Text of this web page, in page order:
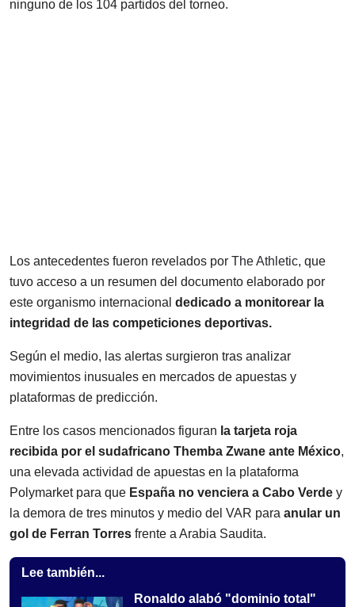
ninguno de los 104 partidos del torneo.
Los antecedentes fueron revelados por The Athletic, que
tuvo acceso a un resumen del documento elaborado por
este organismo internacional dedicado a monitorear la
integridad de las competiciones deportivas.
Según el medio, las alertas surgieron tras analizar
movimientos inusuales en mercados de apuestas y
plataformas de predicción.
Entre los casos mencionados figuran la tarjeta roja
recibida por el sudafricano Themba Zwane ante México,
una elevada actividad de apuestas en la plataforma
Polymarket para que España no venciera a Cabo Verde y
la demora de tres minutos y medio del VAR para anular un
gol de Ferran Torres frente a Arabia Saudita.
Lee también...
Ronaldo alabó "dominio total"